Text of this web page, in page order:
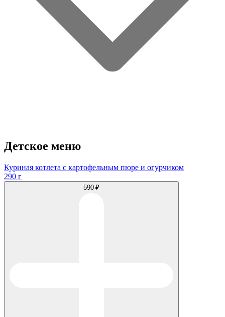
Детское меню
Куриная котлета с картофельным пюре и огурчиком
290 г
590 ₽